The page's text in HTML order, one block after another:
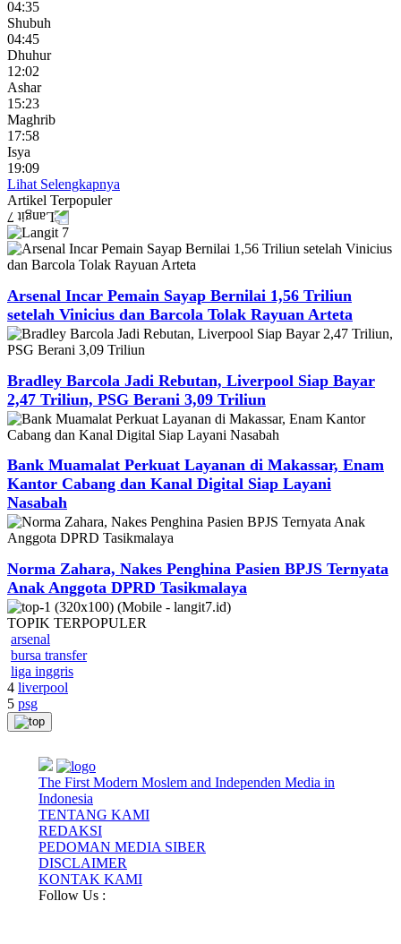
04:35
Shubuh
04:45
Dhuhur
12:02
Ashar
15:23
Maghrib
17:58
Isya
19:09
Lihat Selengkapnya
Artikel Terpopuler
Arsenal Incar Pemain Sayap Bernilai 1,56 Triliun
setelah Vinicius dan Barcola Tolak Rayuan Arteta
Bradley Barcola Jadi Rebutan, Liverpool Siap Bayar
2,47 Triliun, PSG Berani 3,09 Triliun
Bank Muamalat Perkuat Layanan di Makassar, Enam
Kantor Cabang dan Kanal Digital Siap Layani
Nasabah
Norma Zahara, Nakes Penghina Pasien BPJS Ternyata
Anak Anggota DPRD Tasikmalaya
TOPIK TERPOPULER
arsenal
bursa transfer
liga inggris
4 liverpool
5 psg
The First Modern Moslem and Independen Media in
Indonesia
TENTANG KAMI
REDAKSI
PEDOMAN MEDIA SIBER
DISCLAIMER
KONTAK KAMI
Follow Us :